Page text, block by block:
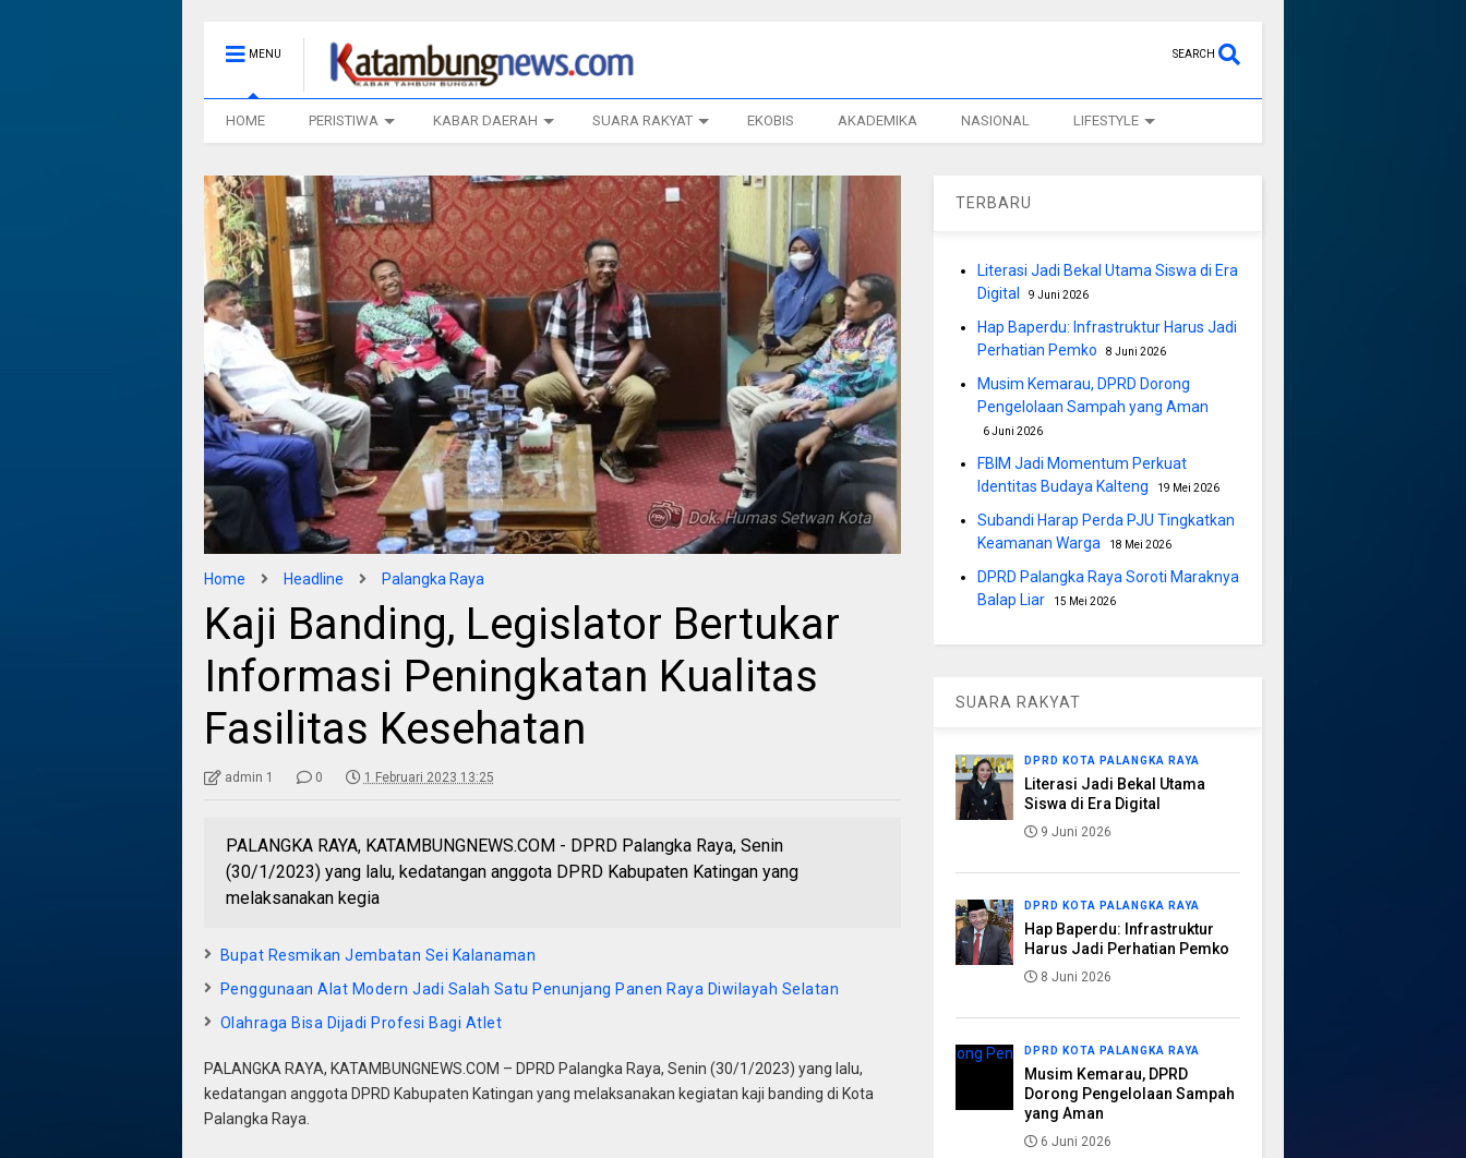
MENU SEARCH
HOME PERISTIWA KABAR DAERAH SUARA RAKYAT EKOBIS AKADEMIKA NASIONAL LIFESTYLE
Home Headline Palangka Raya
Kaji Banding, Legislator Bertukar
Informasi Peningkatan Kualitas
Fasilitas Kesehatan
admin 1 0 1 Februari 2023 13:25
PALANGKA RAYA, KATAMBUNGNEWS.COM - DPRD Palangka Raya, Senin
(30/1/2023) yang lalu, kedatangan anggota DPRD Kabupaten Katingan yang
melaksanakan kegia
Bupat Resmikan Jembatan Sei Kalanaman
Penggunaan Alat Modern Jadi Salah Satu Penunjang Panen Raya Diwilayah Selatan
Olahraga Bisa Dijadi Profesi Bagi Atlet
PALANGKA RAYA, KATAMBUNGNEWS.COM – DPRD Palangka Raya, Senin (30/1/2023) yang lalu,
kedatangan anggota DPRD Kabupaten Katingan yang melaksanakan kegiatan kaji banding di Kota
Palangka Raya.
TERBARU
Literasi Jadi Bekal Utama Siswa di Era
Digital
9 Juni 2026
Hap Baperdu: Infrastruktur Harus Jadi
Perhatian Pemko
8 Juni 2026
Musim Kemarau, DPRD Dorong
Pengelolaan Sampah yang Aman
6 Juni 2026
FBIM Jadi Momentum Perkuat
Identitas Budaya Kalteng
19 Mei 2026
Subandi Harap Perda PJU Tingkatkan
Keamanan Warga
18 Mei 2026
DPRD Palangka Raya Soroti Maraknya
Balap Liar
15 Mei 2026
SUARA RAKYAT
DPRD KOTA PALANGKA RAYA
Literasi Jadi Bekal Utama
Siswa di Era Digital
9 Juni 2026
DPRD KOTA PALANGKA RAYA
Hap Baperdu: Infrastruktur
Harus Jadi Perhatian Pemko
8 Juni 2026
DPRD KOTA PALANGKA RAYA
Musim Kemarau, DPRD
Dorong Pengelolaan Sampah
yang Aman
6 Juni 2026